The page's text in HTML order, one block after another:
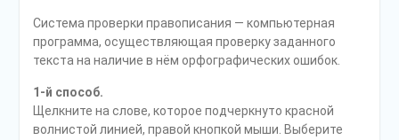
Система проверки правописания — компьютерная
программа, осуществляющая проверку заданного
текста на наличие в нём орфографических ошибок.
1-й способ.
Щелкните на слове, которое подчеркнуто красной
волнистой линией, правой кнопкой мыши. Выберите